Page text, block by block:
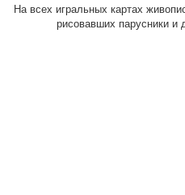
На всех игральных картах
рисовавших парусники и